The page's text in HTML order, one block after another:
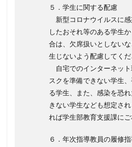
５．学生に関する配慮
新型コロナウイルスに
したおそれ等のある学生
合は、欠席扱いとしない
生じないよう配慮してくだ
自宅でのインターネッ
スクを準備できない学生
る学生、また、感染を恐
きない学生なども想定さ
れば学生部教育支援課にご
６．年次指導教員の履修